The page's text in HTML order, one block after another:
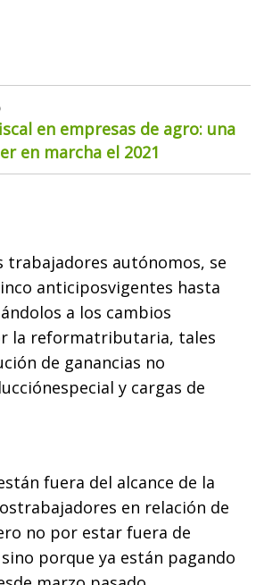
en empresas de agro: una
en marcha el 2021
trabajadores autónomos, se
anticiposvigentes hasta
a los cambios
la reformatributaria, tales
de ganancias no
y cargas de
fuera del alcance de la
en relación de
no por estar fuera de
porque ya están pagando